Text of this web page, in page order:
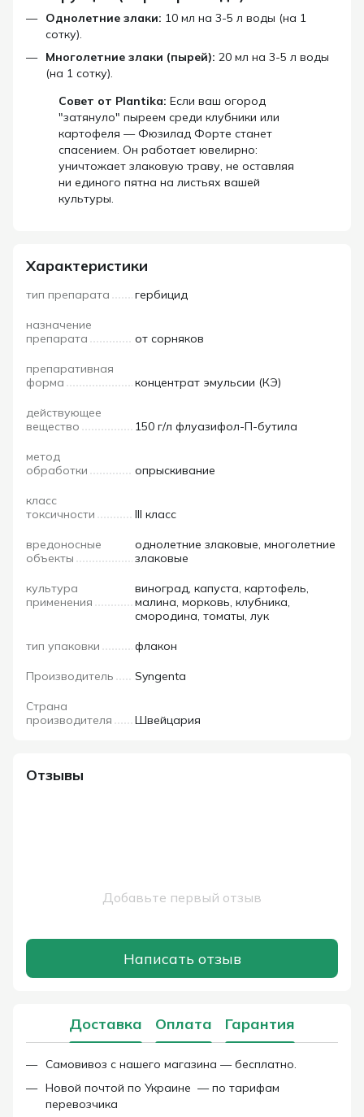
Однолетние злаки: 10 мл на 3-5 л воды (на 1
сотку).
Многолетние злаки (пырей): 20 мл на 3-5 л воды
(на 1 сотку).
Совет от Plantika: Если ваш огород
"затянуло" пыреем среди клубники или
картофеля — Фюзилад Форте станет
спасением. Он работает ювелирно:
уничтожает злаковую траву, не оставляя
ни единого пятна на листьях вашей
культуры.
Характеристики
тип препарата гербицид
назначение
препарата
от сорняков
препаративная
форма
концентрат эмульсии (КЭ)
действующее
вещество
150 г/л флуазифол-П-бутила
метод
обработки
опрыскивание
класс
токсичности
III класс
вредоносные
объекты
однолетние злаковые, многолетние
злаковые
культура
применения
виноград, капуста, картофель,
малина, морковь, клубника,
смородина, томаты, лук
тип упаковки флакон
Производитель Syngenta
Страна
производителя
Швейцария
Отзывы
Добавьте первый отзыв
Написать отзыв
Доставка Оплата Гарантия
Самовивоз с нашего магазина — бесплатно.
Новой почтой по Украине — по тарифам
перевозчика